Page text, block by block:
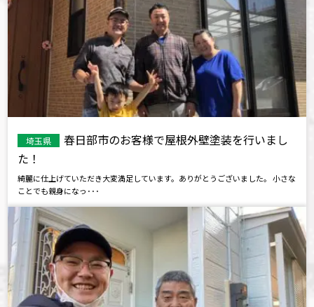
埼玉県
春日部市のお客様で屋根外壁塗装を行いまし
た！
綺麗に仕上げていただき大変満足しています。ありがとうございました。 小さな
ことでも親身になっ･･･